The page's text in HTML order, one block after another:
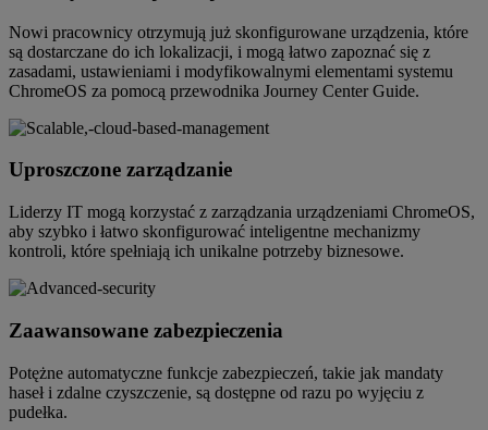
Nowi pracownicy otrzymują już skonfigurowane urządzenia, które
są dostarczane do ich lokalizacji, i mogą łatwo zapoznać się z
zasadami, ustawieniami i modyfikowalnymi elementami systemu
ChromeOS za pomocą przewodnika Journey Center Guide.
Uproszczone zarządzanie
Liderzy IT mogą korzystać z zarządzania urządzeniami ChromeOS,
aby szybko i łatwo skonfigurować inteligentne mechanizmy
kontroli, które spełniają ich unikalne potrzeby biznesowe.
Zaawansowane zabezpieczenia
Potężne automatyczne funkcje zabezpieczeń, takie jak mandaty
haseł i zdalne czyszczenie, są dostępne od razu po wyjęciu z
pudełka.